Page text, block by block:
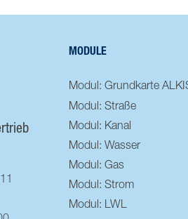
MODULE
Modul: Grundkarte
Modul: Straße
Modul: Kanal
Modul: Wasser
Modul: Gas
Modul: Strom
Modul: LWL